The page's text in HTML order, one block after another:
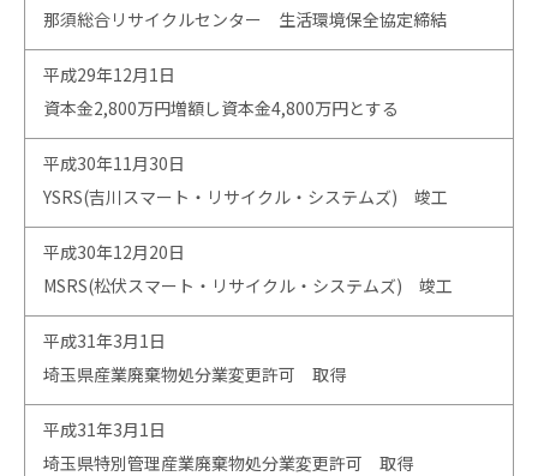
那須総合リサイクルセンター 生活環境保全協定締結
平成29年12月1日
資本金2,800万円増額し資本金4,800万円とする
平成30年11月30日
YSRS(吉川スマート・リサイクル・システムズ) 竣工
平成30年12月20日
MSRS(松伏スマート・リサイクル・システムズ) 竣工
平成31年3月1日
埼玉県産業廃棄物処分業変更許可 取得
平成31年3月1日
埼玉県特別管理産業廃棄物処分業変更許可 取得